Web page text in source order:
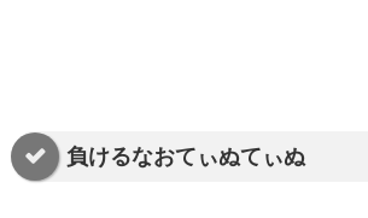
負けるなおてぃぬてぃぬ